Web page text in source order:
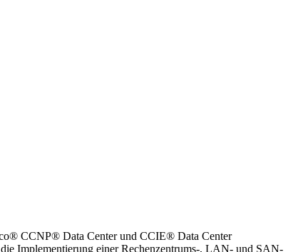
CCNP® Data Center und CCIE® Data Center
Implementierung einer Rechenzentrums-, LAN- und SAN-